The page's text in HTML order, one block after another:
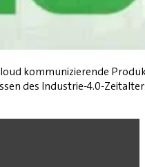
kommunizierende
des Industrie-4.0-